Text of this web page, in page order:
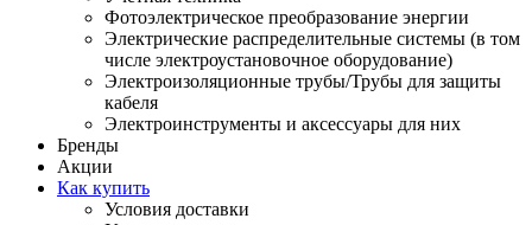
Фотоэлектрическое преобразование энергии
Электрические распределительные системы (в том
числе электроустановочное оборудование)
Электроизоляционные трубы/Трубы для защиты
кабеля
Электроинструменты и аксессуары для них
Бренды
Акции
Как купить
Условия доставки